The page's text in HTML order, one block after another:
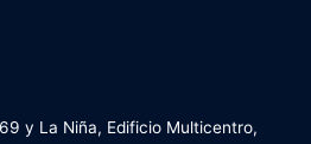
y La Niña, Edificio Multicentro,